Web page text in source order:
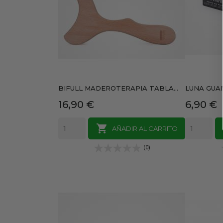
BIFULL MADEROTERAPIA TABLA...
Precio
16,90 €

AÑADIR AL CARRITO
(0)
LUNA
Precio
6,90 €